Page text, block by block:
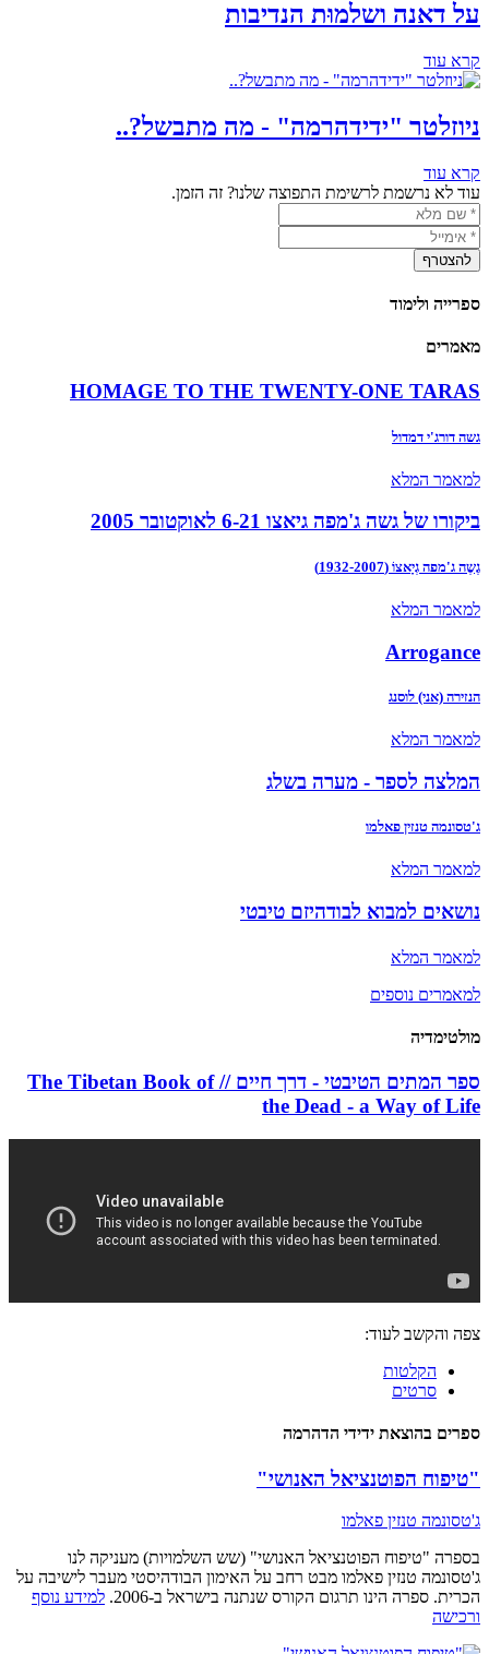
על דאנה ושלמוּת הנדיבות
קרא עוד
ניוזלטר "ידידהרמה" - מה מתבשל?..
קרא עוד
עוד לא נרשמת לרשימת התפוצה שלנו? זה הזמן.
ספרייה ולימוד
מאמרים
HOMAGE TO THE TWENTY-ONE TARAS
גשה דורג'י דמדול
למאמר המלא
ביקורו של גשה ג'מפה גיאצו 6-21 לאוקטובר 2005
גֶשֶה ג'מפה גְיָאצוֹ (1932-2007)
למאמר המלא
Arrogance
הנזירה (אני) לוסנג
למאמר המלא
המלצה לספר - מערה בשלג
ג'טסונמה טנזין פאלמו
למאמר המלא
נושאים למבוא לבודהיזם טיבטי
למאמר המלא
למאמרים נוספים
מולטימדיה
ספר המתים הטיבטי - דרך חיים // The Tibetan Book of
the Dead - a Way of Life
צפה והקשב לעוד:
הקלטות
סרטים
ספרים בהוצאת ידידי הדהרמה
"טיפוח הפוטנציאל האנושי"
ג'טסונמה טנזין פאלמו
בספרה "טיפוח הפוטנציאל האנושי" (שש השלמויות) מעניקה לנו
ג'טסונמה טנזין פאלמו מבט רחב על האימון הבודהיסטי מעבר לישיבה על
הכרית. ספרה הינו תרגום הקורס שנתנה בישראל ב-2006.
למידע נוסף
ורכישה